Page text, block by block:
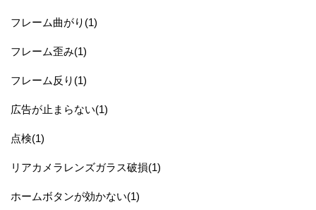
フレーム曲がり(1)
フレーム歪み(1)
フレーム反り(1)
広告が止まらない(1)
点検(1)
リアカメラレンズガラス破損(1)
ホームボタンが効かない(1)